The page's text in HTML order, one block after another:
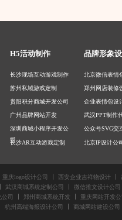
H5活动制作
长沙现场互动游戏制作
苏州私域游戏定制
贵阳积分商城开发公司
广州品牌网站开发
深圳商城小程序开发公
司
长沙AR互动游戏定制
郑州微信小程序定制公
司
品牌形象
北京微信表情
郑州网店装修
企业表情包设
武汉PPT制作
公众号SVG交
北京IP设计公
郑州商品包装
成都产品宣传
司
重庆logo设计公司 西安企业吉祥物设计
武汉商城系统定制公司 微信推文设计公司
司 郑州商城系统开发 重庆网站开发公
杭州高端海报设计公司 商城网站建设公司